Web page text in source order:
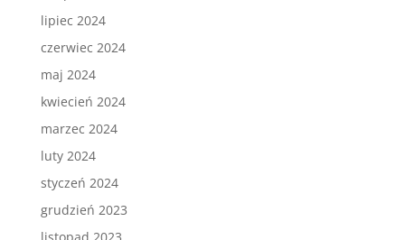
lipiec 2024
czerwiec 2024
maj 2024
kwiecień 2024
marzec 2024
luty 2024
styczeń 2024
grudzień 2023